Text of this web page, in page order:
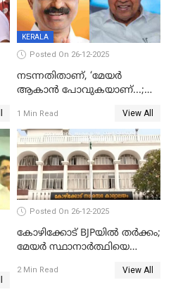
KERALA
Posted On 26-12-2025
നടന്നതിതാണ്, ‘മേയർ
ആകാൻ പോവുകയാണ്...;
മുഖ്യമന്ത്രിയുടെ ഓഫീസ്
തന്നെ വിശദീകരിയ്ക്കുന്നു;
സത്യമിതാണ്
1 Min Read View All
Posted On 26-12-2025
കോഴിക്കോട് BJPയിൽ തർക്കം;
മേയർ സ്ഥാനാർത്ഥിയെ
2 Min Read View All